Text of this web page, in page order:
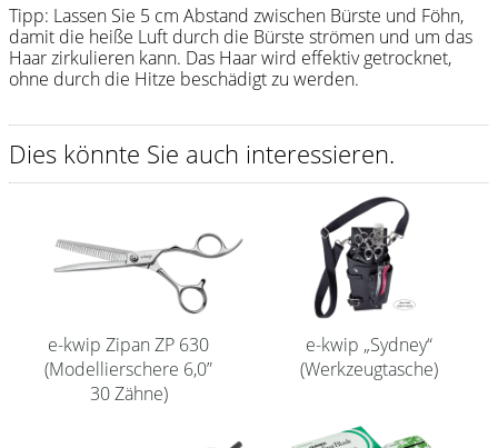
Aromase Salon-Pro
Equipment
Sale %
Service
Aktuelle Informationen
Produktwissen Scheren
Kataloge
Tipp: Lassen Sie 5 cm Abstand zwischen Bürste und Föhn,
damit die heiße Luft durch die Bürste strömen und um das
Haar zirkulieren kann. Das Haar wird effektiv getrocknet,
ohne durch die Hitze beschädigt zu werden.
Dies könnte Sie auch interessieren.
e-kwip Zipan ZP 630
(Modellierschere 6,0”
30 Zähne)
e-kwip „Sydney“
(Werkzeugtasche)